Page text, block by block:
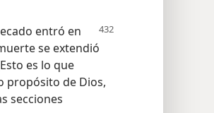
entró en
se extendió
es lo que
propósito de Dios,
secciones